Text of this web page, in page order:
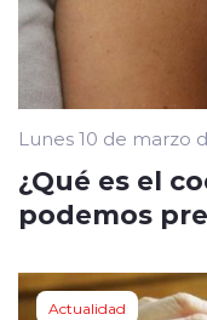
Lunes 10 de marzo
¿Qué es el
podemos
Actualidad